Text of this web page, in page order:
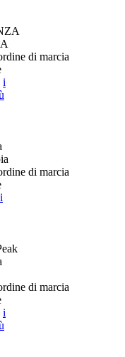
di marcia
i
di marcia
i
di marcia
i